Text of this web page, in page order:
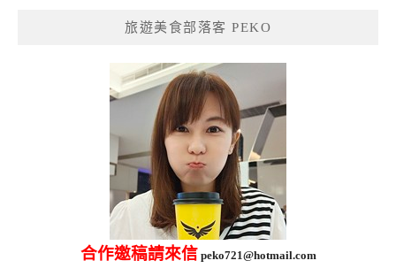
旅遊美食部落客 PEKO
合作邀稿請來信 peko721@hotmail.com